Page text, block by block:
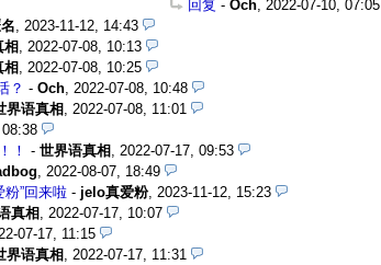
回复 - Och 2022-07-10, 07:05
2023-11-12, 14:43
相
2022-07-08, 10:13
相
2022-07-08, 10:25
？ - Och 2022-07-08, 10:48
界语真相
2022-07-08, 11:01
！ - 世界语真相
2022-07-17, 09:53
2022-08-07, 18:49
粉”回来啦 - jelo真爱粉, 2023-11-12, 15:23
真相
2022-07-17, 10:07
07-17, 11:15
界语真相
2022-07-17, 11:31